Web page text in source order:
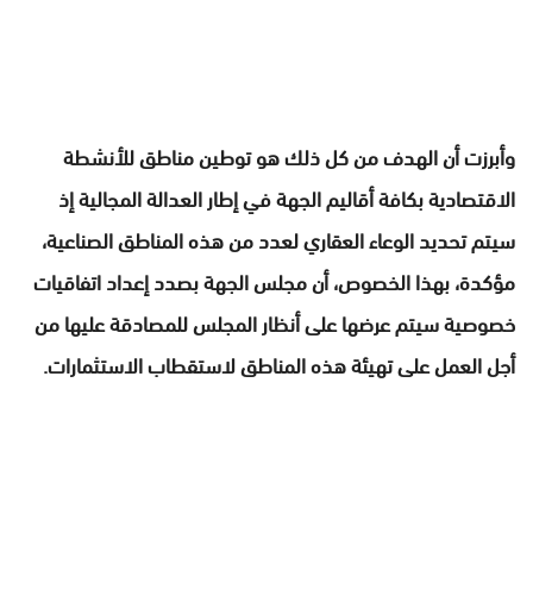
وأبرزت أن الهدف من كل ذلك هو توطين مناطق للأنشطة
الاقتصادية بكافة أقاليم الجهة في إطار العدالة المجالية إذ
سيتم تحديد الوعاء العقاري لعدد من هذه المناطق الصناعية،
مؤكدة، بهذا الخصوص، أن مجلس الجهة بصدد إعداد اتفاقيات
خصوصية سيتم عرضها على أنظار المجلس للمصادقة عليها من
أجل العمل على تهيئة هذه المناطق لاستقطاب الاستثمارات.